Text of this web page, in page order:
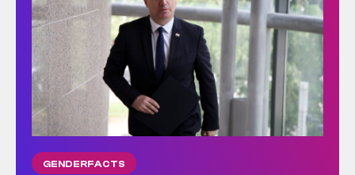
GENDERFACTS